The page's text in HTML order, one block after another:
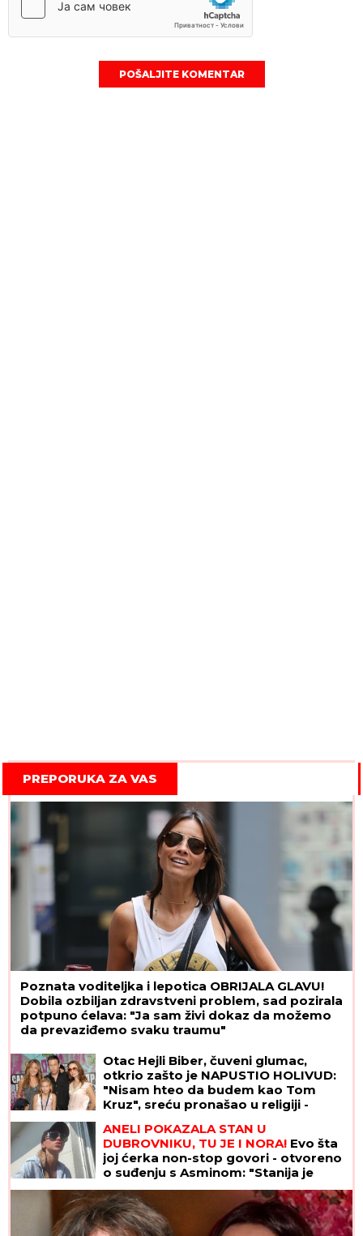
POŠALJITE KOMENTAR
PREPORUKA ZA VAS
Poznata voditeljka i lepotica OBRIJALA GLAVU!
Dobila ozbiljan zdravstveni problem, sad pozirala
potpuno ćelava: "Ja sam živi dokaz da možemo
da prevaziđemo svaku traumu"
Uroš Medić napisao samo dve reči i
zapalio celu Srbiju (FOTO)
otkrio zašto je NAPUSTIO HOLIVUD:
"Nisam hteo da budem kao Tom
Kruz", sreću pronašao u religiji -
zaradio mnogo para, oženio
najzgodniju, a Isus je njegova stena